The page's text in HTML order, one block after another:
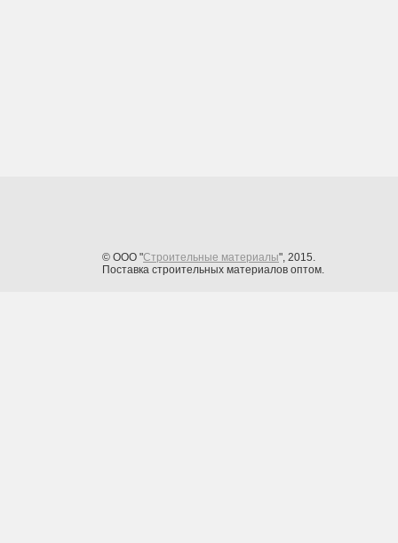
© ООО "Строительные материалы", 2015.
Поставка строительных материалов оптом.